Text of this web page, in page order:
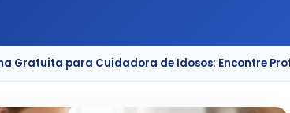
Gratuita para Cuidadora de Idosos: Encontre